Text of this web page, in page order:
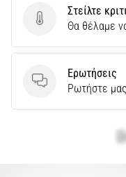
Στείλτε κριτική
Στείλτε
Θα θέλαμε
Ερωτήσεις
Ερωτήσεις
Ρωτήστε